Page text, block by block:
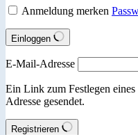
Anmeldung merken
Einloggen
E-Mail-Adresse
Ein Link zum Festlegen
Adresse gesendet.
Registrieren